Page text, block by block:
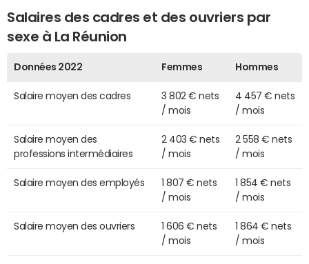
Salaires des cadres et des ouvriers par
sexe à La Réunion
Données 2022 Femmes Hommes
Salaire moyen des cadres
3 802 € nets
/ mois
4 457 € nets
/ mois
Salaire moyen des
professions intermédiaires
2 403 € nets
/ mois
2 558 € nets
/ mois
Salaire moyen des employés
1 807 € nets
/ mois
1 854 € nets
/ mois
Salaire moyen des ouvriers
1 606 € nets
/ mois
1 864 € nets
/ mois